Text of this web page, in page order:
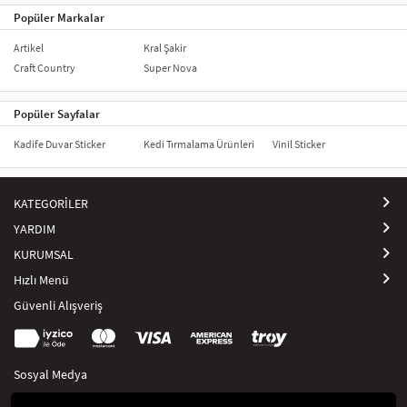
Popüler Markalar
Artikel
Craft Country
Kral Şakir
Super Nova
Popüler Sayfalar
Kadife Duvar Sticker Kedi Tırmalama Ürünleri Vinil Sticker
KATEGORİLER
YARDIM
KURUMSAL
Hızlı Menü
Güvenli Alışveriş
Sosyal Medya